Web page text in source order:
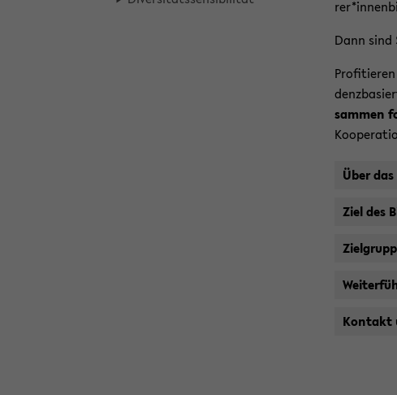
Dann sind
sam­men
Über
Ziel des
Kon­takt